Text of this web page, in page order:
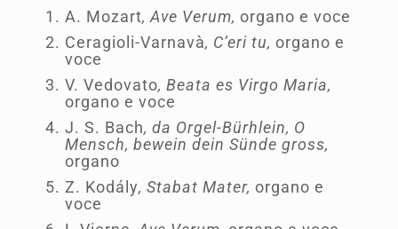
A. Mozart, Ave Verum, organo e voce
Ceragioli-Varnavà, C’eri tu, organo e
voce
V. Vedovato, Beata es Virgo Maria,
organo e voce
J. S. Bach, da Orgel-Bürhlein, O
Mensch, bewein dein Sünde gross,
organo
Z. Kodály, Stabat Mater, organo e
voce